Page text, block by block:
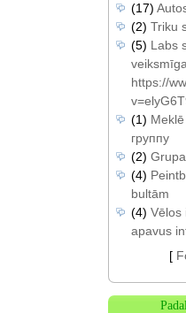
(17)
(2) Triku
(5) Labs
https://
(1)
группу
(2) Grupa
(4)
bultām
(4) Vēlos
apavus
[